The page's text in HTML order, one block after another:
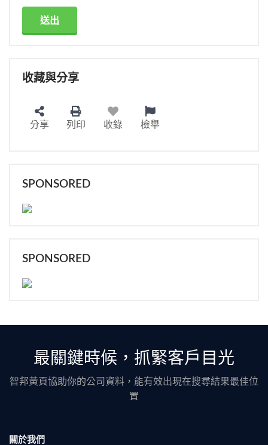
送出
收藏與分享
分享 列印 收錄 檢舉
SPONSORED
SPONSORED
最關鍵時候，抓緊客戶目光
智邦黃頁協助你的公司資料，能有效出現在搜尋結果最佳位
置
關於我們